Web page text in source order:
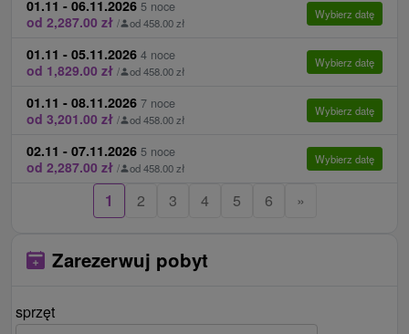
przeniesienie się do innego pokoju na życzenie
klienta 20 € / jednorazowa dopłata
Ceny - Informacje
W okresie wielkanocnym można zarezerwować
pobyt min. na 6 nocy.
W DU Minerál znajduje się zakwaterowanie i
żywność, procedury są dostępne w spa około 400
m od hotelu.
zapewniające instytucjonalną opiekę zdrowotną
zgodnie z rozporządzeniem Ministerstwa Zdrowia
obiektem hotelowym zgodnie z Rozporządzeniem
01.11 - 06.11.2026 5 noce
od 2,287.00 zł / od 458.00 zł
Wybierz datę
01.11 - 05.11.2026 4 noce
od 1,829.00 zł / od 458.00 zł
Wybierz datę
01.11 - 08.11.2026 7 noce
od 3,201.00 zł / od 458.00 zł
Wybierz datę
02.11 - 07.11.2026 5 noce
od 2,287.00 zł / od 458.00 zł
Wybierz datę
1 2 3 4 5 6 »
Zarezerwuj pobyt
sprzęt